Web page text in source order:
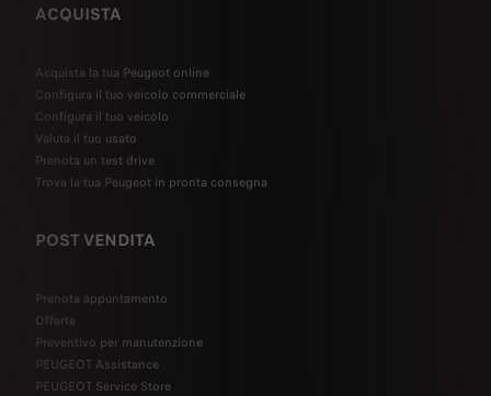
ACQUISTA
Acquista la tua Peugeot online
Configura il tuo veicolo commerciale
Configura il tuo veicolo
Valuta il tuo usato
Prenota un test drive
Trova la tua Peugeot in pronta consegna
POST VENDITA
Prenota appuntamento
Offerte
Preventivo per manutenzione
PEUGEOT Assistance
PEUGEOT Service Store